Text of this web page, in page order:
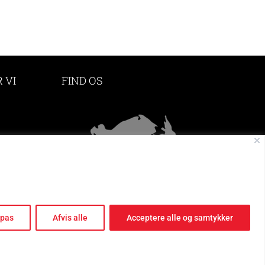
Afvis alle Acceptere alle og samtykker
VI
FIND OS